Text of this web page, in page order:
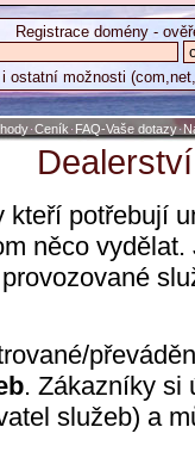
Registrace domény -
ostatní možnosti
·Ceník · FAQ-Vaše dotazy·
Dealerství
potřebují
něco
. Zákazníky si
služeb) a